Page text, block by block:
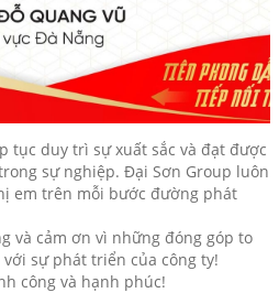
tục duy trì sự xuất sắc và đạt được
sự nghiệp. Đại Sơn Group luôn
em trên mỗi bước đường phát
và cảm ơn vì những đóng góp to
sự phát triển của công ty!
công và hạnh phúc!